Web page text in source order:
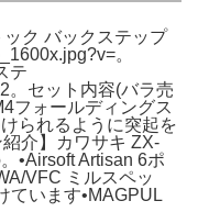
ク バックステップ
。
テ
。セット内容(バラ売
フォールディングス
られるように突起を
介】カワサキ ZX-
•Airsoft Artisan 6ポ
VFC ミルスペッ
ています•MAGPUL